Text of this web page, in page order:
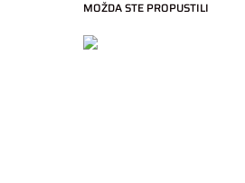
MOŽDA STE PROPUSTILI